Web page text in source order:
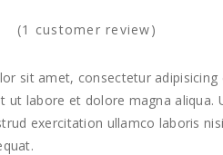
(1 customer review)
sit amet, consectetur adipisicing
ut labore et dolore magna aliqua.
exercitation ullamco laboris